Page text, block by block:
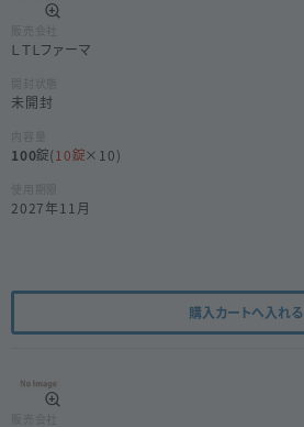
ＬＴＬファーマ
未開封
100 (10 ×10)
2027年11月
購入カートへ入れる